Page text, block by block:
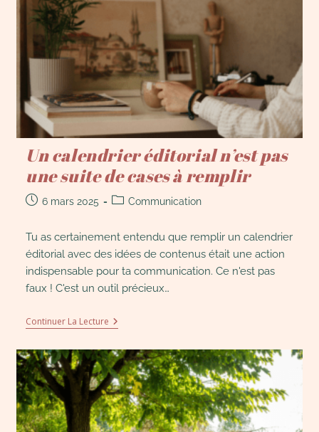
Un calendrier éditorial n’est pas
une suite de cases à remplir
6 mars 2025 Communication
Tu as certainement entendu que remplir un calendrier
éditorial avec des idées de contenus était une action
indispensable pour ta communication. Ce n'est pas
faux ! C'est un outil précieux…
Continuer La Lecture